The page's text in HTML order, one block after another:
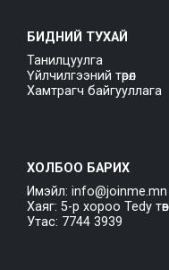
БИДНИЙ ТУХАЙ
Танилцуулга
Үйлчилгээний төрөл
Хамтрагч байгууллага
ХОЛБОО БАРИХ
Имэйл: info@joinme.mn
Хаяг: 5-р хороо Tedy
Утас: 7744 3939